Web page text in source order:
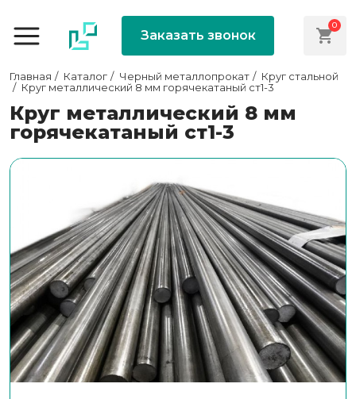
Заказать звонок
0
Главная Каталог Черный металлопрокат
Круг стальной
Круг металлический 8 мм горячекатаный ст1-3
Круг металлический 8 мм
горячекатаный ст1-3